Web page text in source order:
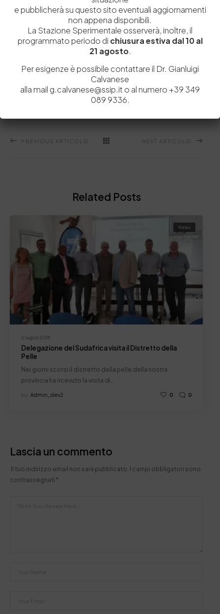
Miscroscopia Pelle Di Pesce Roberta Aveta
PREVIOUS ARTICOLO NEXT ARTICOLO
Related Posts
2 Luglio 2015
News
Delegazione del Sudafrica visita il Distretto della
Pelle
Nei giorni scorsi il distretto della pelle della nostra
provincia ha ricevuto la visita di…
by Admin_dev2 0 0
Lascia un commento
Il tuo indirizzo email non sarà pubblicato. I campi obbligatori sono
contrassegnati *
e pubblicherà su questo sito eventuali aggiornamenti
non appena disponibili.
La Stazione Sperimentale osserverà, inoltre, il
programmato periodo di chiusura estiva dal 10 al
21 agosto.
Per esigenze è possibile contattare il Dr. Gianluigi
Calvanese
alla mail g.calvanese@ssip.it o al numero +39 349
089 9336.